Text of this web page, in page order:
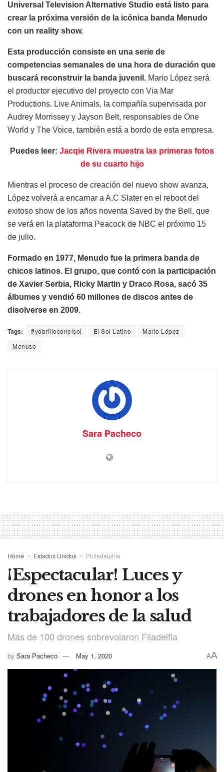
Universal Television Alternative Studio está listo para
crear la próxima versión de la icónica banda Menudo
con un reality show.
Esta producción consiste en una serie de
competencias semanales de una hora de duración que
buscará reconstruir la banda juvenil. Mario López será
el productor ejecutivo del proyecto con Via Mar
Productions. Live Animals, la compañía supervisada por
Audrey Morrissey y Jayson Belt, responsables de One
World y The Voice, también está a bordo de esta empresa.
Puedes leer: Jacqie Rivera muestra las primeras fotos
de su cuarto hijo
Mientras el proceso de creación del nuevo show avanza,
López volverá a encarnar a A.C Slater en el reboot del
exitoso show de los años noventa Saved by the Bell, que
se verá en la plataforma Peacock de NBC el próximo 15
de julio.
Formado en 1977, Menudo fue la primera banda de
chicos latinos. El grupo, que contó con la participación
de Xavier Serbia, Ricky Martin y Draco Rosa, sacó 35
álbumes y vendió 60 millones de discos antes de
disolverse en 2009.
Tags: #yobrilloconelsol El Sol Latino
Mario López
Menuso
Sara Pacheco
Home Estados Unidos Philadelphia
¡Espectacular! Luces y
drones en honor a los
trabajadores de la salud
Más de 100 drones sobrevolaron Filadelfia
by Sara Pacheco May 1, 2020 AA